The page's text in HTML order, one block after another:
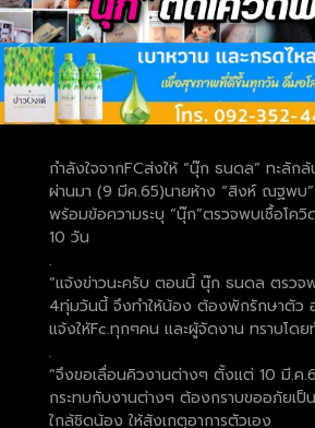
กำลังใจจากFCส่งให้ “นุ๊ก ธนดล” ทะลัก
ผ่านมา (9 มีค.65)นายห้าง “สิงห์ ณฐพบ
พร้อมข้อความระบุ “นุ๊ก”ตรวจพบเชื้อโค
10 วัน
.
“แจ้งข่าวนะครับ ตอนนี้ นุ๊ก ธนดล ตรวจพ
4ทุ่มวันนี้ จึงทำให้น้อง ต้องพักรักษาตัว
แจ้งให้Fc.ทุกๆคน และผู้จัดงาน ทราบโด
.
“จึงขอเลื่อนคิวงานต่างๆ ตั้งแต่ 10 มี.
กระทบกับงานต่างๆ ต้องกราบขออภัยเ
ใกล้ชิดน้อง ให้สังเกตุอาการตัวเอง